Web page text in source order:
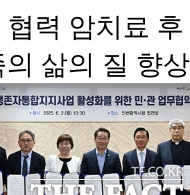
협력 암치료
삶의 질 향